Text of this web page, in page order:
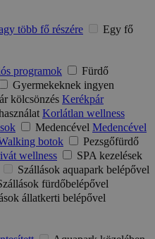
több fő részére
Egy fő
programok
Fürdő
Gyermekeknek ingyen
kölcsönzés Kerékpár
Korlátlan wellness
Medencével Medencével
botok
Pezsgőfürdő
wellness
SPA kezelések
Szállások aquapark belépővel
fürdőbelépővel
állatkerti belépővel